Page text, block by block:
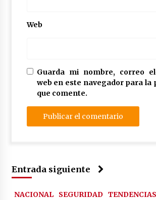
Web
Guarda mi nombre, correo
web en este navegador para la
que comente.
Entrada siguiente
NACIONAL SEGURIDAD TENDENCIAS